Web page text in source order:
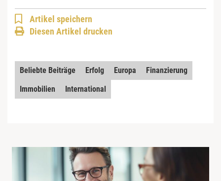
Artikel speichern
Diesen Artikel drucken
Beliebte Beiträge Erfolg Europa
Finanzierung
Immobilien
International